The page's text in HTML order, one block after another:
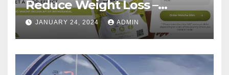
Reduce Weight Loss –
Matcha Slim Price Update
2024
JANUARY 24, 2024 ADMIN